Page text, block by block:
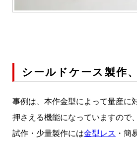
シールドケース製作
事例は、本作金型によって量産に
押さえる機能になっていますので
試作・少量製作には金型レス ・簡